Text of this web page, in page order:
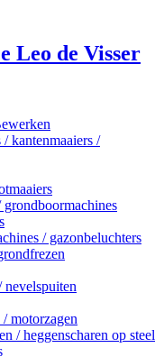
Leo de Visser
kantenmaaiers /
/ gazonbeluchters
motorzagen
/ heggenscharen op steel